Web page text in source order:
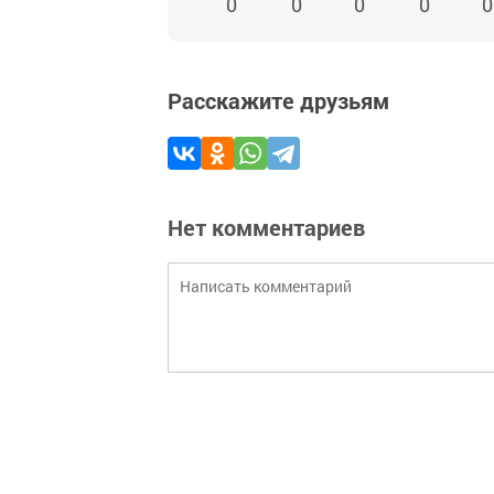
Расскажите друзьям
Нет комментариев